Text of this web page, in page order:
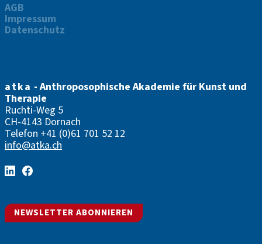
AGB
Impressum
Datenschutz
atka - Anthroposophische Akademie für Kunst und
Therapie
Ruchti-Weg 5
CH-4143 Dornach
Telefon +41 (0)61 701 52 12
info@atka.ch
NEWSLETTER ABONNIEREN